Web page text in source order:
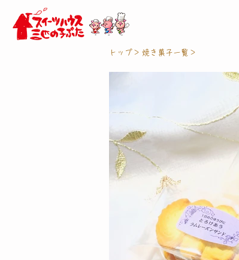
トップ＞ 焼き菓子一覧＞